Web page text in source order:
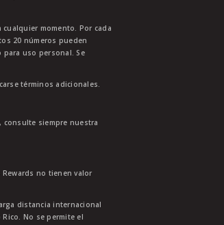
momento. Por cada
20 números pueden
para uso personal. Se
términos adicionales.
consulte siempre nuestra
no tienen valor
distancia internacional
No se permite el